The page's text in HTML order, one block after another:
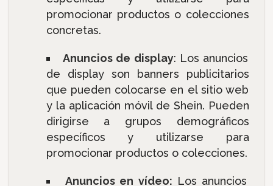
promocionar productos o colecciones
concretas.
Anuncios de display: Los anuncios
de display son banners publicitarios
que pueden colocarse en el sitio web
y la aplicación móvil de Shein. Pueden
dirigirse a grupos demográficos
específicos y utilizarse para
promocionar productos o colecciones.
Anuncios en vídeo: Los anuncios